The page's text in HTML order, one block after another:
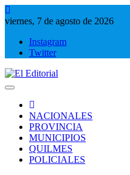
Saltar
al
viernes, 7 de agosto de 2026
Instagram
Twitter
NACIONALES
PROVINCIA
MUNICIPIOS
QUILMES
POLICIALES